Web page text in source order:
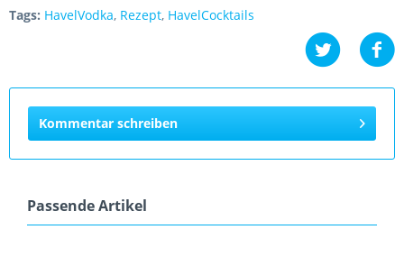
Tags: HavelVodka, Rezept, HavelCocktails
Kommentar schreiben
Passende Artikel